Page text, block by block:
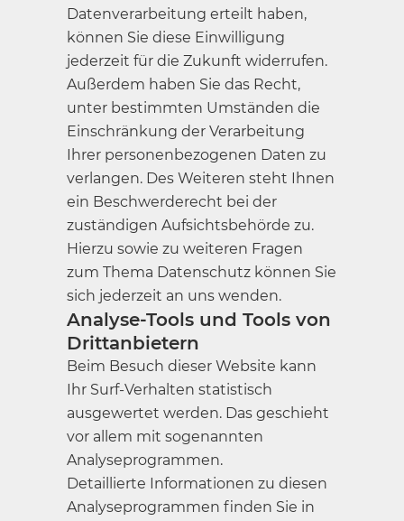
Datenverarbeitung erteilt haben,
können Sie diese Einwilligung
jederzeit für die Zukunft widerrufen.
Außerdem haben Sie das Recht,
unter bestimmten Umständen die
Einschränkung der Verarbeitung
Ihrer personenbezogenen Daten zu
verlangen. Des Weiteren steht Ihnen
ein Beschwerderecht bei der
zuständigen Aufsichtsbehörde zu.
Hierzu sowie zu weiteren Fragen
zum Thema Datenschutz können Sie
sich jederzeit an uns wenden.
Analyse-Tools und Tools von
Dritt­anbietern
Beim Besuch dieser Website kann
Ihr Surf-Verhalten statistisch
ausgewertet werden. Das geschieht
vor allem mit sogenannten
Analyseprogrammen.
Detaillierte Informationen zu diesen
Analyseprogrammen finden Sie in